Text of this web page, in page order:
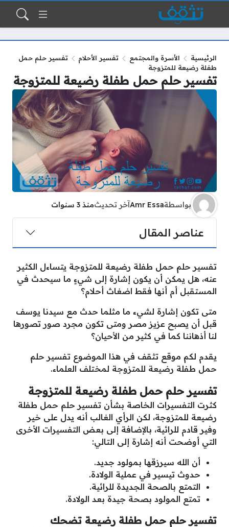
الرئيسية الأسرة والمجتمع تفسير الأحلام
تفسير حلم حمل
طفلة رضيعة للمتزوجة
تفسير حلم حمل طفلة رضيعة للمتزوجة
بواسطةAmr Essaآخر تحديثمنذ 3 سنوات
عناصر المقال
تفسير حلم حمل طفلة رضيعة للمتزوجة يتساءل الكثير
عنه، هل يمكن أن يكون إشارة إلى شيءٍ ما سيحدث في
المستقبل أم أنها فقط اضغاث أحلام؟
متى تكون إشارة لشيء ما مثلما حدث مع سيدنا يوسف
قبل أن يصبح عزيز مصر ومتى تكون مجرد صور تصورها
لنا أذهاننا كما في كثير من الأحيان؟
يقدم لكم موقع تثقف في هذا الموضوع تفسير حلم
حمل طفلة رضيعة للمتزوجة لمختلف العلماء.
تفسير حلم حمل طفلة رضيعة للمتزوجة
كثرت التفسيرات الخاصة بشأن تفسير حلم حمل طفلة
رضيعة للمتزوجة، لكن الرأي الغالب أنه يدل على خير
وفير قادم للرائية، بالإضافة إلى بعض التفسيرات الأخرى
التي أوضحت أنه إشارة إلى التالي:
أن الله سيرزقها بمولود جديد.
حدوث تيسير في عملية الولادة.
التمتع بالصحة الجديدة للرائية.
تمتع المولود بصحة جيدة بعد الولادة.
تفسير حلم حمل طفلة رضيعة تضحك